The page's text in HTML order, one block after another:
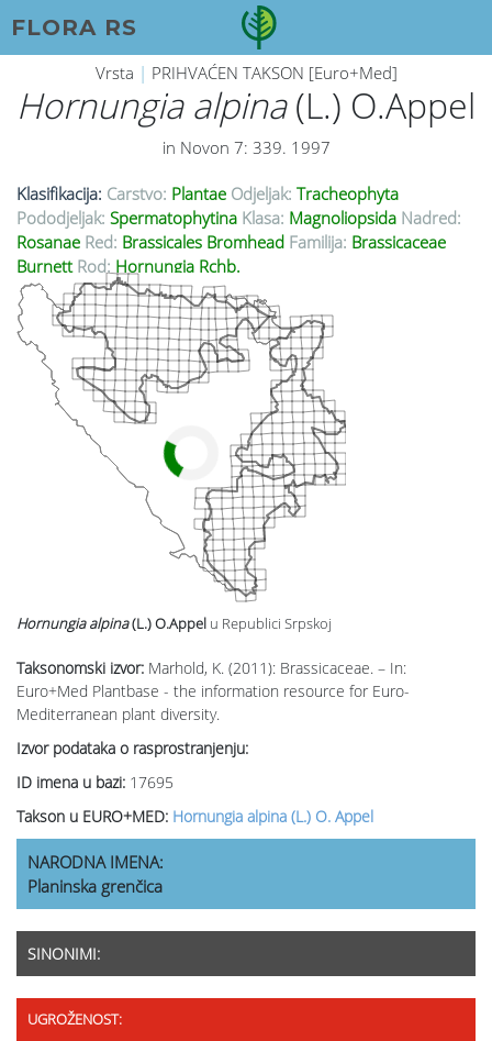
FLORA RS
Vrsta | PRIHVAĆEN TAKSON [Euro+Med]
Hornungia alpina(L.) O.Appel
in Novon 7: 339. 1997
Klasifikacija: Carstvo: Plantae Odjeljak: Tracheophyta
Pododjeljak: Spermatophytina Klasa: Magnoliopsida Nadred:
Rosanae Red: Brassicales Bromhead Familija: Brassicaceae
Burnett Rod: Hornungia Rchb.
Taksonomski izvor: Marhold, K. (2011): Brassicaceae. – In:
Euro+Med Plantbase - the information resource for Euro-
Mediterranean plant diversity.
Izvor podataka o rasprostranjenju:
ID imena u bazi: 17695
Takson u EURO+MED: Hornungia alpina (L.) O. Appel
Hornungia alpina(L.) O.Appel u Republici Srpskoj
NARODNA IMENA:
Planinska grenčica
SINONIMI:
UGROŽENOST: